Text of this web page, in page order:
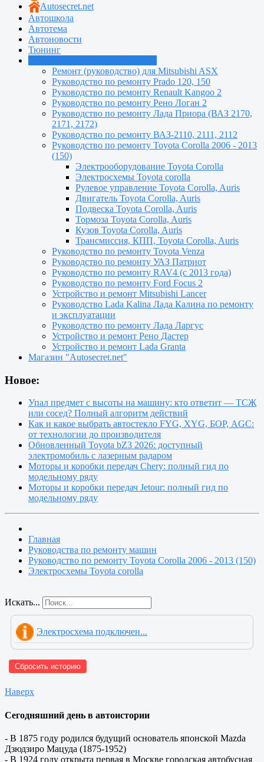
Autosecret.net
Автошкола
Автотема
Автоновости
Тюнинг
Ремонт (руководство) для Mitsubishi ASX
Руководство по ремонту Prado 120, 150
Руководство по ремонту Renault Kangoo 2
Руководство по ремонту Рено Логан 2
Руководство по ремонту Лада Приора (ВАЗ 2170,
2171, 2172)
Руководство по ремонту ВАЗ-2110, 2111, 2112
Руководство по ремонту Toyota Сorolla 2006 - 2013
(150)
Электрооборудование Toyota Corolla
Электросхемы Toyota corolla
Рулевое управление Toyota Corolla, Auris
Двигатель Toyota Corolla, Auris
Подвеска Toyota Corolla, Auris
Тормоза Toyota Corolla, Auris
Кузов Toyota Corolla, Auris
Трансмиссия, КПП, Toyota Corolla, Auris
Руководство по ремонту Toyota Venza
Руководство по ремонту УАЗ Патриот
Руководство по ремонту RAV4 (с 2013 года)
Руководство по ремонту Ford Focus 2
Устройство и ремонт Mitsubishi Lancer
Руководство Lada Kalina Лада Калина по ремонту
и эксплуатации
Руководство по ремонту Лада Ларгус
Устройство и ремонт Рено Дастер
Устройство и ремонт Lada Granta
Магазин "Autosecret.net"
Новое:
Упал предмет с высоты на машину: кто ответит — ТСЖ
или сосед? Полный алгоритм действий
Как и какое выбрать автостекло FYG, XYG, БОР, AGC:
от технологии до производителя
Обновленный Toyota bZ3 2026: доступный
электромобиль с лазерным радаром
Моторы и коробки передач Chery: полный гид по
модельному ряду
Моторы и коробки передач Jetour: полный гид по
модельному ряду
Главная
Руководства по ремонту машин
Руководство по ремонту Toyota Сorolla 2006 - 2013 (150)
Электросхемы Toyota corolla
Искать...
Электросхема подключен...
Сбросить историю
Наверх
Сегодняшний день в автоистории
- В 1875 году родился будущий основатель японской Mazda
Дзюдзиро Мацуда (1875-1952)
- В 1924 году открыта первая в Москве городская автобусная